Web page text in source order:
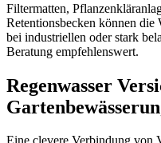
Filtermatten,
Retentionsbecken können die
bei industriellen oder stark
Beratung empfehlenswert.
Regenwasser